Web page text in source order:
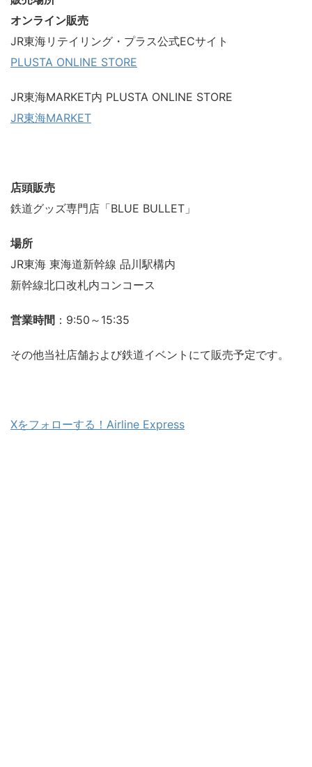
オンライン販売
JR東海リテイリング・プラス公式ECサイト
PLUSTA ONLINE STORE
JR東海MARKET内 PLUSTA ONLINE STORE
JR東海MARKET
店頭販売
鉄道グッズ専門店「BLUE BULLET」
場所
JR東海 東海道新幹線 品川駅構内
新幹線北口改札内コンコース
営業時間 ：9:50～15:35
その他当社店舗および鉄道イベントにて販売予定です。
Xをフォローする！Airline Express